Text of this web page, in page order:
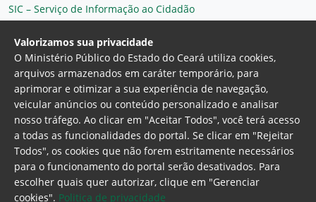
SIC – Serviço de Informação ao Cidadão
Plantão MP do Ceará
Secretaria Geral
Ministério Público do Estado do Ceará
Procuradoria Geral de Justiça Av. Gen. Afonso
Valorizamos sua privacidade
O Ministério Público do Estado do Ceará utiliza cookies,
arquivos armazenados em caráter temporário, para
aprimorar e otimizar a sua experiência de navegação,
veicular anúncios ou conteúdo personalizado e analisar
nosso tráfego. Ao clicar em "Aceitar Todos", você terá acesso
a todas as funcionalidades do portal. Se clicar em "Rejeitar
Todos", os cookies que não forem estritamente necessários
para o funcionamento do portal serão desativados. Para
escolher quais quer autorizar, clique em "Gerenciar
cookies". Politica de privacidade